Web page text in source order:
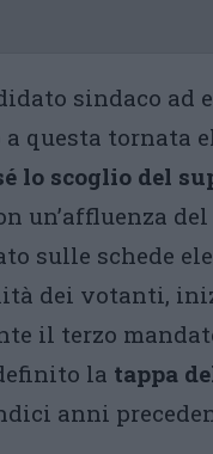
sindaco ad
a questa tornata
lo scoglio del
un’affluenza
sulle schede
dei votanti,
il terzo
la tappa
anni